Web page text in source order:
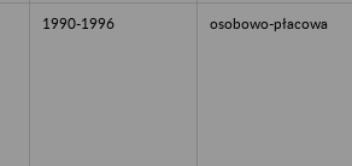
1990-1996 osobowo-płacowa